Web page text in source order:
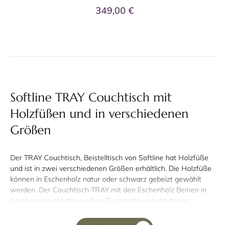
349,00 €
Softline TRAY Couchtisch mit
Holzfüßen und in verschiedenen
Größen
Der TRAY Couchtisch, Beistelltisch von Softline hat Holzfüße
und ist in zwei verschiedenen Größen erhältlich. Die Holzfüße
können in Eschenholz natur oder schwarz gebeizt gewählt
werden. Der Couchtisch TRAY mit den Eschenholz Beinen in
Kombination mit der weißen Tischplatte verleiht Ihrem